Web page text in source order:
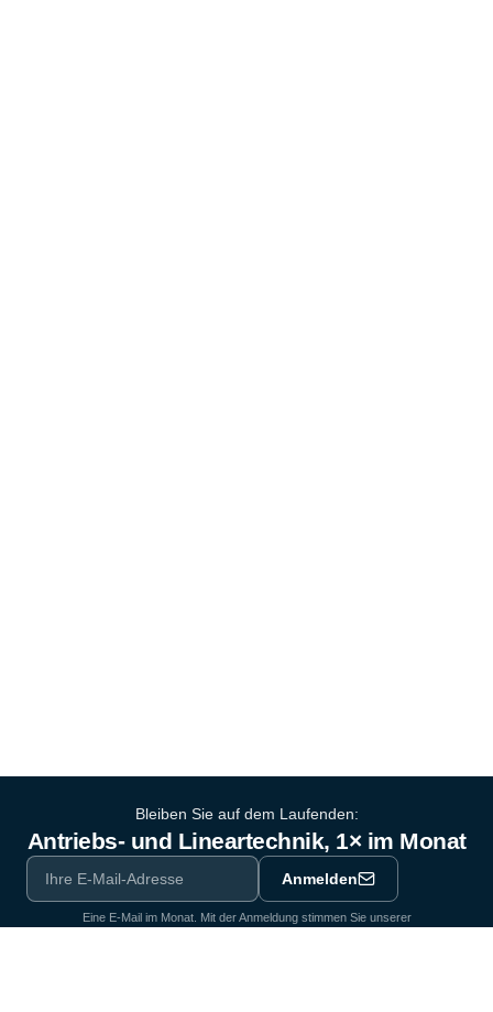
Bleiben Sie auf dem Laufenden:
Antriebs- und Lineartechnik, 1× im Monat
Anmelden
Eine E-Mail im Monat. Mit der Anmeldung stimmen Sie unserer